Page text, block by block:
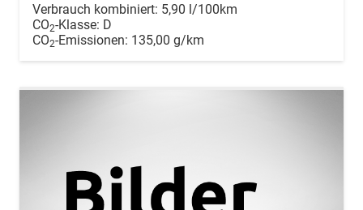
Verbrauch kombiniert: 5,90 l/100km
CO2-Klasse: D
CO2-Emissionen: 135,00 g/km